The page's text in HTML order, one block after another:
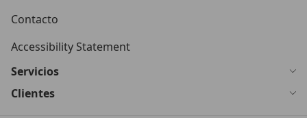
Contacto
Accessibility Statement
Servicios
Clientes